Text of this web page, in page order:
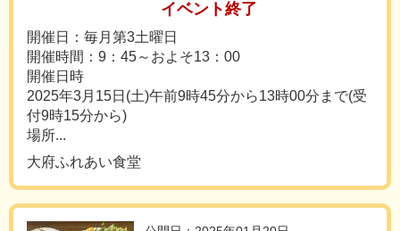
イベント終了
開催日：毎月第3土曜日
開催時間：9：45～およそ13：00
開催日時
2025年3月15日(土)午前9時45分から13時00分まで(受
付9時15分から)
場所...
大府ふれあい食堂